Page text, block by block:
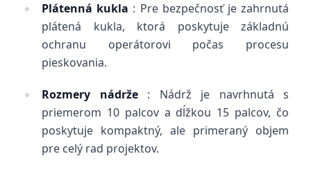
Plátenná kukla : Pre bezpečnosť je zahrnutá
plátená kukla, ktorá poskytuje základnú
ochranu operátorovi počas procesu
pieskovania.
Rozmery nádrže: Nádrž je navrhnutá s
priemerom 10 palcov a dĺžkou 15 palcov, čo
poskytuje kompaktný, ale primeraný objem
pre celý rad projektov.